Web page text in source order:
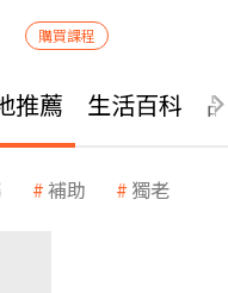
購買課程
推薦 生活百科
補助 獨老